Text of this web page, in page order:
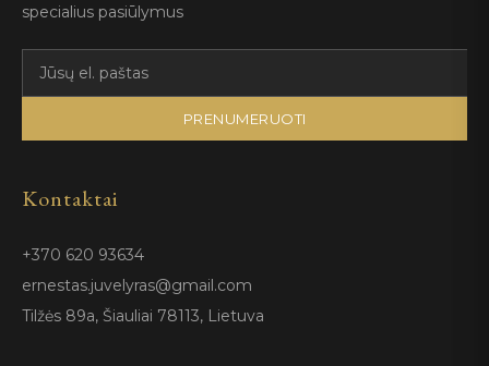
specialius pasiūlymus
PRENUMERUOTI
Kontaktai
+370 620 93634
ernestas.juvelyras@gmail.com
Tilžės 89a, Šiauliai 78113, Lietuva